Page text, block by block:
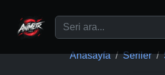
Anasayfa Seriler